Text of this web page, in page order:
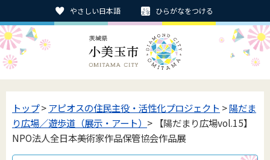
やさしい日本語 ひらがなをつける
トップ> アピオスの住民主役・活性化プロジェクト >陽だま
り広場／遊歩道（展示・アート） > 【陽だまり広場vol.15】
NPO法人全日本美術家作品保管協会作品展